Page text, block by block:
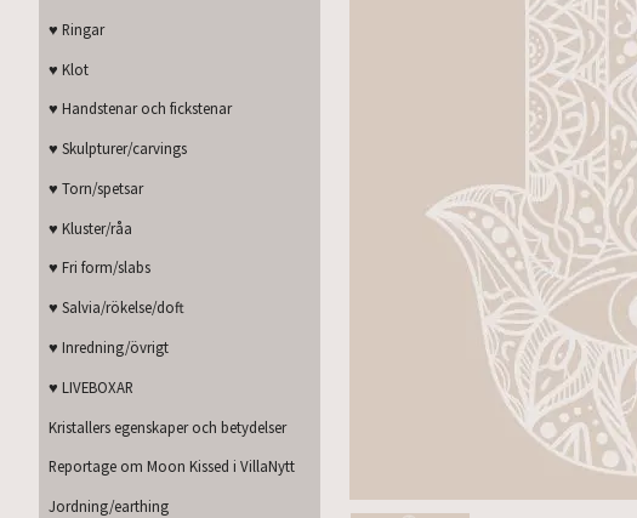
♥ Ringar
♥ Klot
♥ Handstenar och fickstenar
♥ Skulpturer/carvings
♥ Torn/spetsar
♥ Kluster/råa
♥ Fri form/slabs
♥ Salvia/rökelse/doft
♥ Inredning/övrigt
♥ LIVEBOXAR
Kristallers egenskaper och betydelser
Reportage om Moon Kissed i VillaNytt
Jordning/earthing